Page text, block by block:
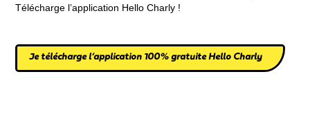
Télécharge l’application Hello Charly !
Je télécharge l’application 100% gratuite Hello Charly